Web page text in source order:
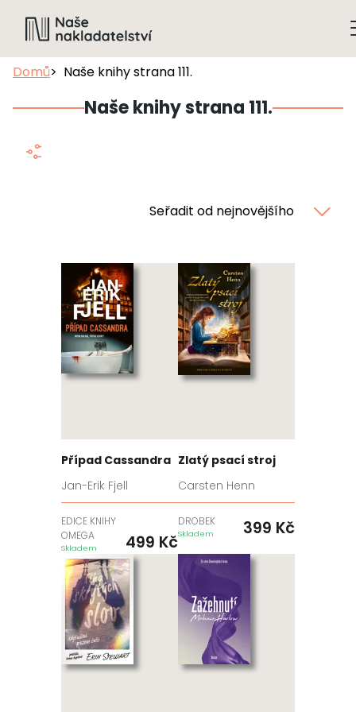
Domů Naše knihy strana 111.
Naše knihy strana 111.
Seřadit od nejnovějšího
Případ Cassandra
Jan-Erik Fjell
EDICE KNIHY
OMEGA
Skladem 499 Kč
Zlatý psací stroj
Carsten Henn
DROBEK
Skladem 399 Kč